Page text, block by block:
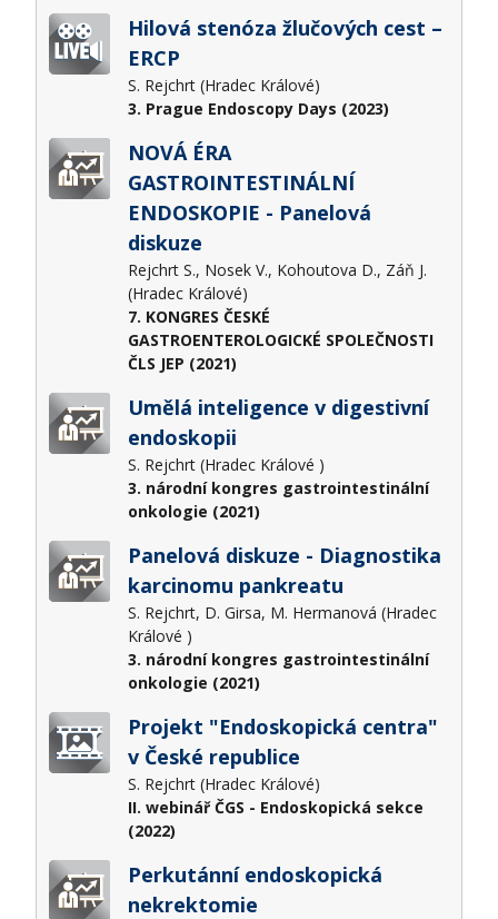
Hilová stenóza žlučových cest –
ERCP
S. Rejchrt (Hradec Králové)
3. Prague Endoscopy Days (2023)
NOVÁ ÉRA
GASTROINTESTINÁLNÍ
ENDOSKOPIE - Panelová
diskuze
Rejchrt S., Nosek V., Kohoutova D., Záň J.
(Hradec Králové)
7. KONGRES ČESKÉ
GASTROENTEROLOGICKÉ SPOLEČNOSTI
ČLS JEP (2021)
Umělá inteligence v digestivní
endoskopii
S. Rejchrt (Hradec Králové )
3. národní kongres gastrointestinální
onkologie (2021)
Panelová diskuze - Diagnostika
karcinomu pankreatu
S. Rejchrt, D. Girsa, M. Hermanová (Hradec
Králové )
3. národní kongres gastrointestinální
onkologie (2021)
Projekt "Endoskopická centra"
v České republice
S. Rejchrt (Hradec Králové)
II. webinář ČGS - Endoskopická sekce
(2022)
Perkutánní endoskopická
nekrektomie